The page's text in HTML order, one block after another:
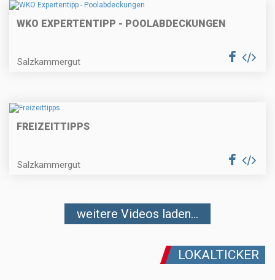
WKO EXPERTENTIPP - POOLABDECKUNGEN
Salzkammergut
FREIZEITTIPPS
Salzkammergut
weitere Videos laden...
LOKALTICKER